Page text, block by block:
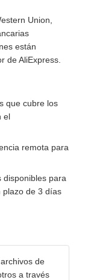
Union,
están
de AliExpress.
que cubre los
el
remota para
disponibles para
plazo de 3 días
de
a través